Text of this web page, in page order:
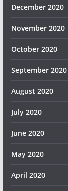
December 2020
November 2020
October 2020
September 2020
August 2020
July 2020
June 2020
May 2020
April 2020